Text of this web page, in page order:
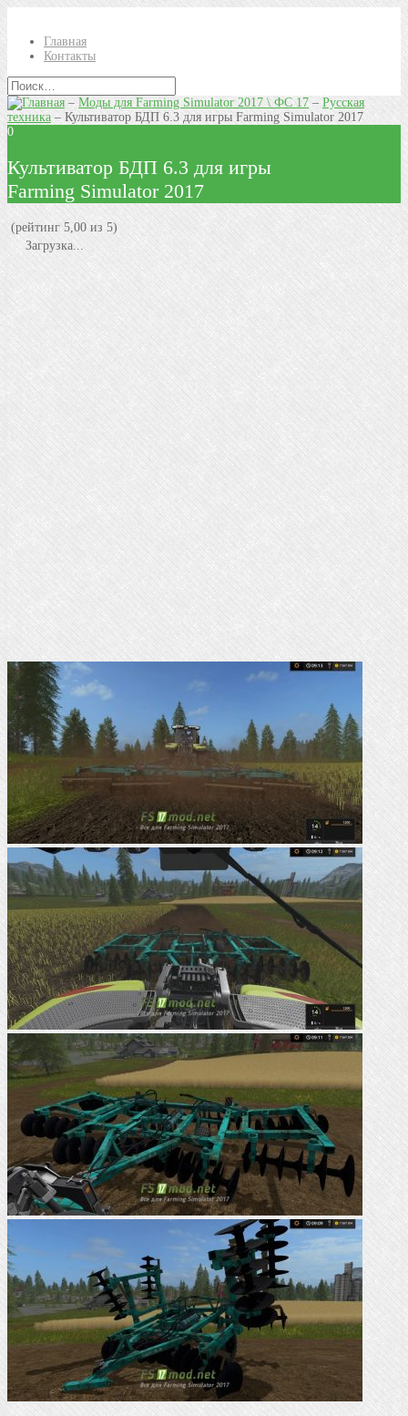
Главная
Контакты
–Моды для Farming Simulator 2017 \ ФС 17– Русская
техника – Культиватор БДП 6.3 для игры Farming Simulator 2017
0
Культиватор БДП 6.3 для игры
Farming Simulator 2017
(рейтинг 5,00 из 5)
Загрузка...